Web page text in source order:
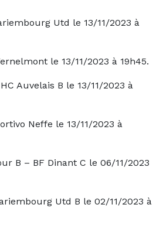
Utd le 13/11/2023 à
le 13/11/2023 à 19h45.
Auvelais B le 13/11/2023 à
Neffe le 13/11/2023 à
B – BF Dinant C le 06/11/2023
Utd B le 02/11/2023 à